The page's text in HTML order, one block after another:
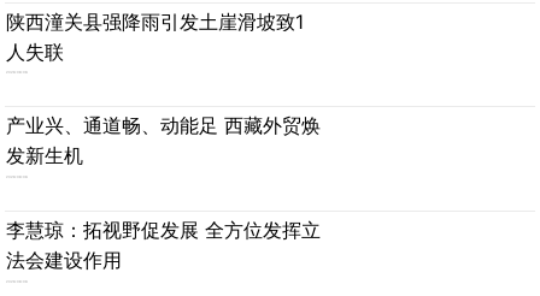
陕西潼关县强降雨引发土崖滑坡致1
人失联
2026-08-06
产业兴、通道畅、动能足 西藏外贸焕
发新生机
2026-08-06
李慧琼：拓视野促发展 全方位发挥立
法会建设作用
2026-08-06